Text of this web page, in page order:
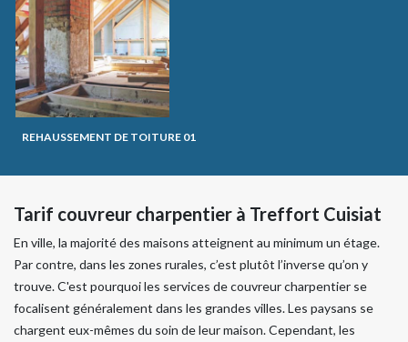
REHAUSSEMENT DE TOITURE 01
Tarif couvreur charpentier à Treffort Cuisiat
En ville, la majorité des maisons atteignent au minimum un étage.
Par contre, dans les zones rurales, c’est plutôt l’inverse qu’on y
trouve. C'est pourquoi les services de couvreur charpentier se
focalisent généralement dans les grandes villes. Les paysans se
chargent eux-mêmes du soin de leur maison. Cependant, les